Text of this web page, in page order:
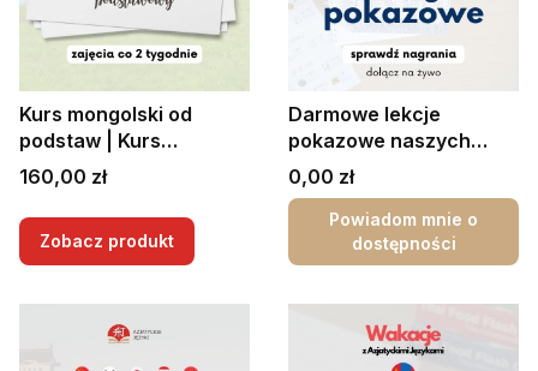
Kurs mongolski od
podstaw | Kurs
mongolski od podstaw
Cena
160,00 zł
Zobacz produkt
Darmowe lekcje
pokazowe naszych
kursów
Cena
0,00 zł
Powiadom mnie o
dostępności